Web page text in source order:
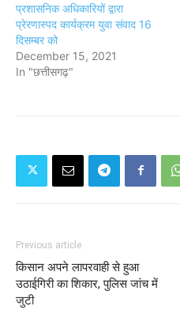
प्रशासनिक अधिकारियों द्वारा
प्रेरणास्पद कार्यक्रम युवा संवाद 16
दिसम्बर को
December 15, 2021
In "छत्तीसगढ़"
Previous article
किसान अपने लापरवाही से हुआ
उठाईगिरी का शिकार, पुलिस जांच में
जुटी